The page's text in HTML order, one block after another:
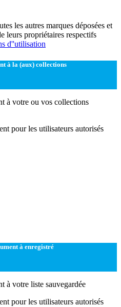
les autres marques déposées et
leurs propriétaires respectifs
d''utilisation
à la (aux) collections
à votre ou vos collections
pour les utilisateurs autorisés
à enregistré
à votre liste sauvegardée
pour les utilisateurs autorisés